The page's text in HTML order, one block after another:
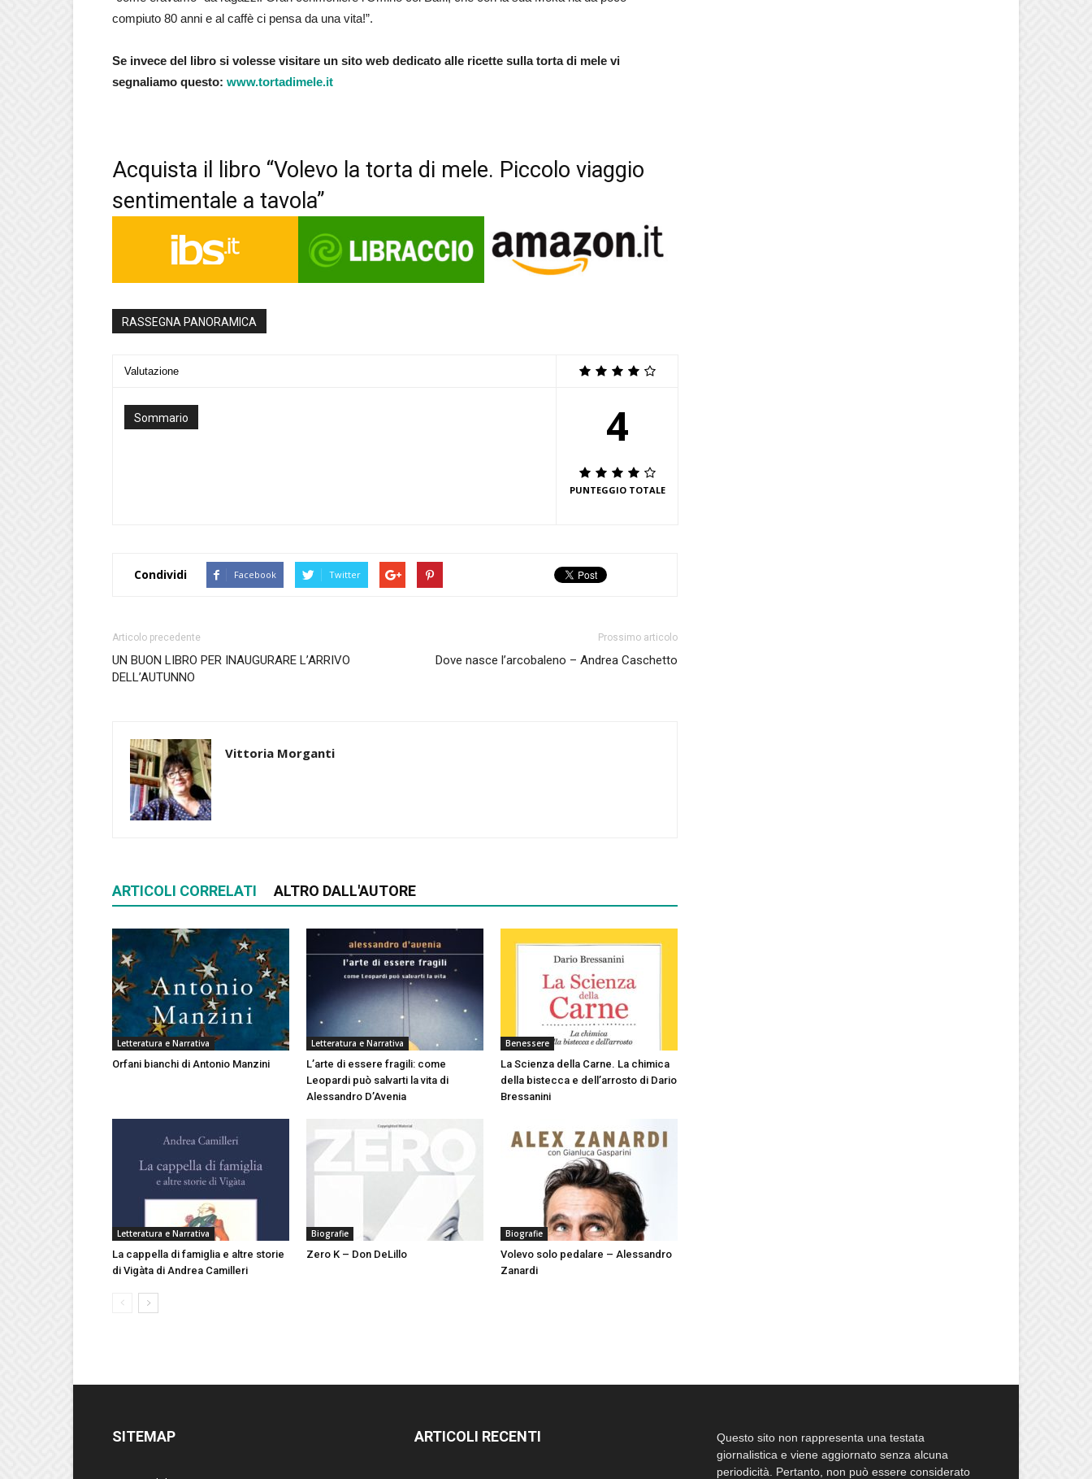
compiuto 80 anni e al caffè ci pensa da una vita!”.
Se invece del libro si volesse visitare un sito web dedicato alle ricette sulla torta di mele vi
segnaliamo questo: www.tortadimele.it
Acquista il libro “Volevo la torta di mele. Piccolo viaggio
sentimentale a tavola”
RASSEGNA PANORAMICA
Valutazione
Sommario 4
PUNTEGGIO TOTALE
Condividi Facebook Twitter
Articolo precedente
UN BUON LIBRO PER INAUGURARE L’ARRIVO
DELL’AUTUNNO
Prossimo articolo
Dove nasce l’arcobaleno – Andrea Caschetto
Vittoria Morganti
ARTICOLI CORRELATI ALTRO DALL'AUTORE
Letteratura e Narrativa
Orfani bianchi di Antonio Manzini
Letteratura e Narrativa
L’arte di essere fragili: come
Leopardi può salvarti la vita di
Alessandro D’Avenia
Benessere
La Scienza della Carne. La chimica
della bistecca e dell’arrosto di Dario
Bressanini
Letteratura e Narrativa
La cappella di famiglia e altre storie
di Vigàta di Andrea Camilleri
Biografie
Zero K – Don DeLillo
Biografie
Volevo solo pedalare – Alessandro
Zanardi
SITEMAP ARTICOLI RECENTI
Questo sito non rappresenta una testata
giornalistica e viene aggiornato senza alcuna
periodicità. Pertanto, non può essere considerato